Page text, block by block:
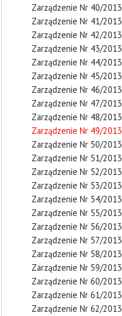
Zarządzenie Nr 40/2013
Zarządzenie Nr 41/2013
Zarządzenie Nr 42/2013
Zarządzenie Nr 43/2013
Zarządzenie Nr 44/2013
Zarządzenie Nr 45/2013
Zarządzenie Nr 46/2013
Zarządzenie Nr 47/2013
Zarządzenie Nr 48/2013
Zarządzenie Nr 49/2013
Zarządzenie Nr 50/2013
Zarządzenie Nr 51/2013
Zarządzenie Nr 52/2013
Zarządzenie Nr 53/2013
Zarządzenie Nr 54/2013
Zarządzenie Nr 55/2013
Zarządzenie Nr 56/2013
Zarządzenie Nr 57/2013
Zarządzenie Nr 58/2013
Zarządzenie Nr 59/2013
Zarządzenie Nr 60/2013
Zarządzenie Nr 61/2013
Zarządzenie Nr 62/2013